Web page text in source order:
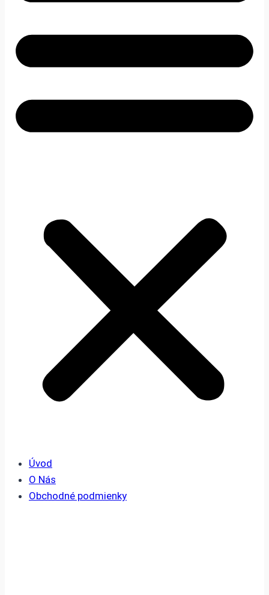
Úvod
O Nás
Obchodné podmienky